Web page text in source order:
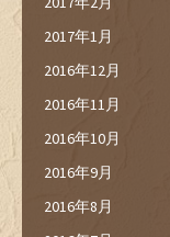
2017年1月
2016年12月
2016年11月
2016年10月
2016年9月
2016年8月